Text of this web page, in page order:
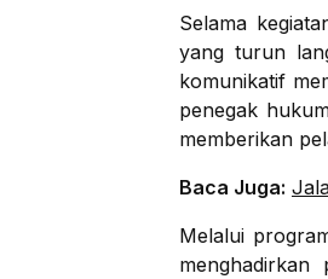
Selama
yang turun
komunikatif
penegak
memberikan
Baca Juga:
Melalui